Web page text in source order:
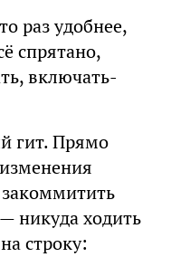
раз удобнее,
спрятано,
включать-
гит. Прямо
никуда ходить
строку: